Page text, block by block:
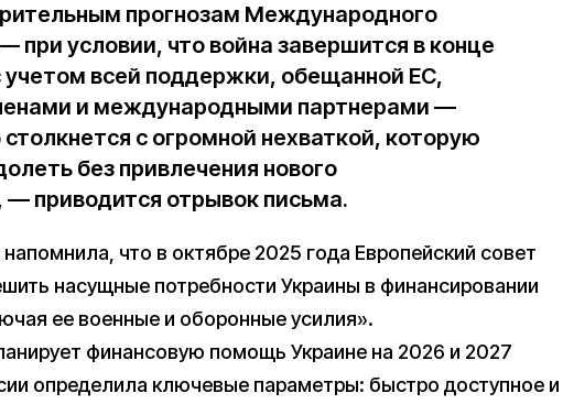
прогнозам Международного
при условии, что война завершится в конце
учетом всей поддержки, обещанной ЕС,
и международными партнерами —
с огромной нехваткой, которую
без привлечения нового
— приводится отрывок письма.
что в октябре 2025 года Европейский совет
насущные потребности Украины в финансировании
ее военные и оборонные усилия».
финансовую помощь Украине на 2026 и 2027
определила ключевые параметры: быстро доступное и